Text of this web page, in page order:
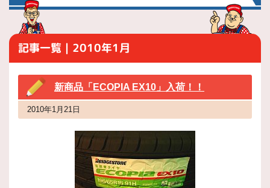
記事一覧｜2010年1月
新商品「ECOPIA EX10」入荷！！
2010年1月21日